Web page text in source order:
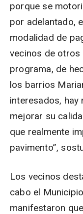
porque se
por adelantado,
modalidad de
vecinos de
programa, de
los barrios
interesados, hay
mejorar su
que realmente
pavimento”,
Los vecinos
cabo el
manifestaron